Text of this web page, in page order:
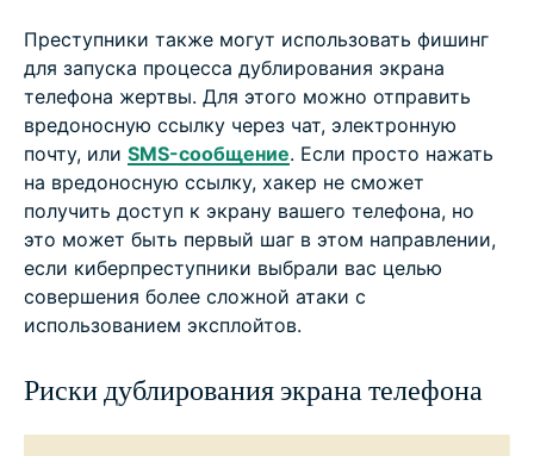
Преступники также могут использовать фишинг
для запуска процесса дублирования экрана
телефона жертвы. Для этого можно отправить
вредоносную ссылку через чат, электронную
почту, или SMS-сообщение. Если просто нажать
на вредоносную ссылку, хакер не сможет
получить доступ к экрану вашего телефона, но
это может быть первый шаг в этом направлении,
если киберпреступники выбрали вас целью
совершения более сложной атаки с
использованием эксплойтов.
Риски дублирования экрана телефона